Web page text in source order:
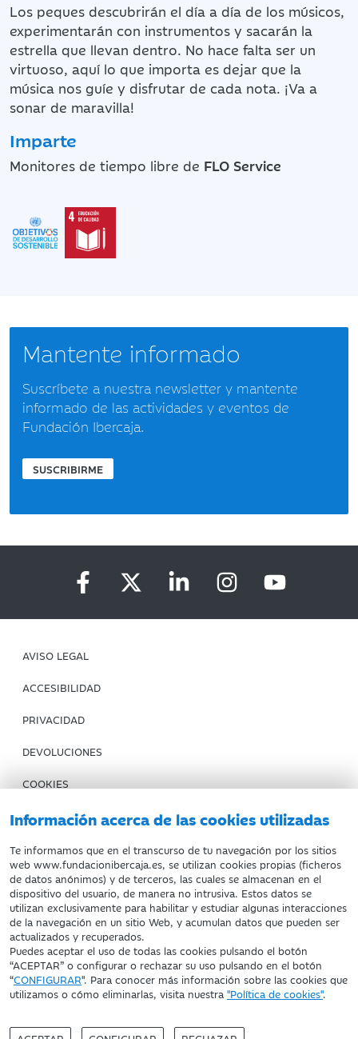
Información acerca de las cookies utilizadas
Te informamos que en el transcurso de tu navegación por los sitios
web www.fundacionibercaja.es, se utilizan cookies propias (ficheros
de datos anónimos) y de terceros, las cuales se almacenan en el
dispositivo del usuario, de manera no intrusiva. Estos datos se
utilizan exclusivamente para habilitar y estudiar algunas interacciones
de la navegación en un sitio Web, y acumulan datos que pueden ser
actualizados y recuperados.
Puedes aceptar el uso de todas las cookies pulsando el botón
“ACEPTAR” o configurar o rechazar su uso pulsando en el botón
“CONFIGURAR". Para conocer más información sobre las cookies que
utilizamos o cómo eliminarlas, visita nuestra "Política de cookies".
Los peques descubrirán el día a día de los músicos,
experimentarán con instrumentos y sacarán la
estrella que llevan dentro. No hace falta ser un
virtuoso, aquí lo que importa es dejar que la
música nos guíe y disfrutar de cada nota. ¡Va a
sonar de maravilla!
Imparte
Monitores de tiempo libre de FLO Service
Mantente informado
Suscríbete a nuestra newsletter y mantente
informado de las actividades y eventos de
Fundación Ibercaja.
SUSCRIBIRME
AVISO LEGAL
ACCESIBILIDAD
PRIVACIDAD
DEVOLUCIONES
COOKIES
CONDICIONES DE COMPRA
IBERCAJA BANCO
Fundación Bancaria Ibercaja. C.I.F. G-50000652.
Inscrita en el Registro de Fundaciones del Mº de Educación,
Cultura y Deporte con el nº 1689.
Domicilio social: Joaquín Costa, 13. 50001 Zaragoza.